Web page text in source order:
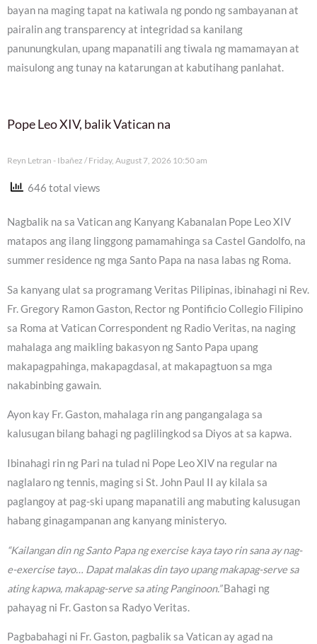
bayan na maging tapat na katiwala ng pondo ng sambayanan at
pairalin ang transparency at integridad sa kanilang
panunungkulan, upang mapanatili ang tiwala ng mamamayan at
maisulong ang tunay na katarungan at kabutihang panlahat.
Pope Leo XIV, balik Vatican na
Reyn Letran - Ibañez Friday, August 7, 2026 10:50 am
646 total views
Nagbalik na sa Vatican ang Kanyang Kabanalan Pope Leo XIV
matapos ang ilang linggong pamamahinga sa Castel Gandolfo, na
summer residence ng mga Santo Papa na nasa labas ng Roma.
Sa kanyang ulat sa programang Veritas Pilipinas, ibinahagi ni Rev.
Fr. Gregory Ramon Gaston, Rector ng Pontificio Collegio Filipino
sa Roma at Vatican Correspondent ng Radio Veritas, na naging
mahalaga ang maikling bakasyon ng Santo Papa upang
makapagpahinga, makapagdasal, at makapagtuon sa mga
nakabinbing gawain.
Ayon kay Fr. Gaston, mahalaga rin ang pangangalaga sa
kalusugan bilang bahagi ng paglilingkod sa Diyos at sa kapwa.
Ibinahagi rin ng Pari na tulad ni Pope Leo XIV na regular na
naglalaro ng tennis, maging si St. John Paul II ay kilala sa
paglangoy at pag-ski upang mapanatili ang mabuting kalusugan
habang ginagampanan ang kanyang ministeryo.
“Kailangan din ng Santo Papa ng exercise kaya tayo rin sana ay nag-
e-exercise tayo… Dapat malakas din tayo upang makapag-serve sa
ating kapwa, makapag-serve sa ating Panginoon.”Bahagi ng
pahayag ni Fr. Gaston sa Radyo Veritas.
Pagbabahagi ni Fr. Gaston, pagbalik sa Vatican ay agad na